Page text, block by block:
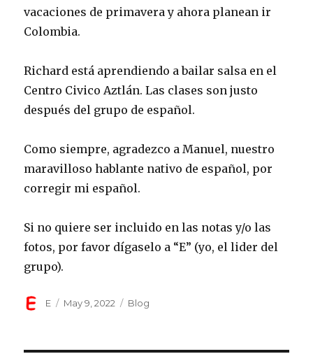
vacaciones de primavera y ahora planean ir
Colombia.
Richard está aprendiendo a bailar salsa en el
Centro Civico Aztlán. Las clases son justo
después del grupo de español.
Como siempre, agradezco a Manuel, nuestro
maravilloso hablante nativo de español, por
corregir mi español.
Si no quiere ser incluido en las notas y/o las
fotos, por favor dígaselo a “E” (yo, el lider del
grupo).
Author
E
Posted
May 9, 2022 Categories
Blog